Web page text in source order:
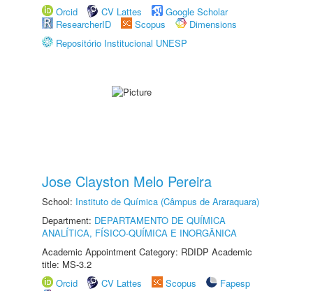
Orcid
CV Lattes
Google Scholar
ResearcherID
Scopus
Dimensions
Repositório Institucional UNESP
Jose Clayston Melo Pereira
School: Instituto de Química (Câmpus de Araraquara)
Department: DEPARTAMENTO DE QUÍMICA
ANALÍTICA, FÍSICO-QUÍMICA E INORGÂNICA
Academic Appointment Category: RDIDP Academic
title: MS-3.2
Orcid
CV Lattes Scopus
Fapesp